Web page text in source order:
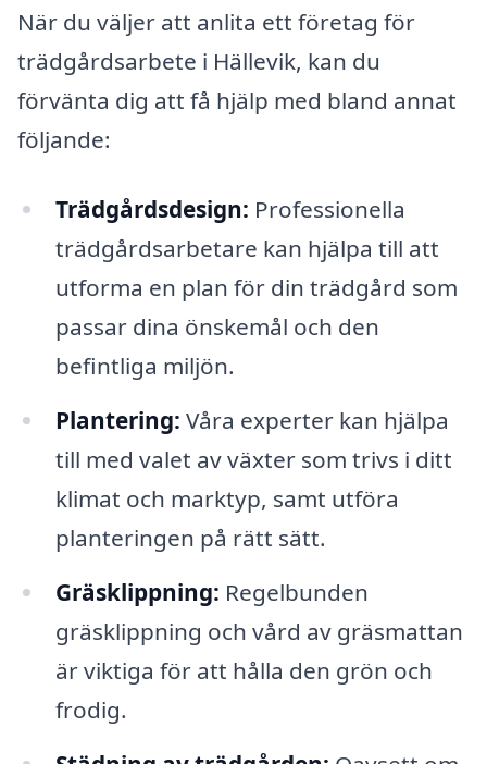
När du väljer att anlita ett företag för
trädgårdsarbete i Hällevik, kan du
förvänta dig att få hjälp med bland annat
följande:
Trädgårdsdesign: Professionella
trädgårdsarbetare kan hjälpa till att
utforma en plan för din trädgård som
passar dina önskemål och den
befintliga miljön.
Plantering: Våra experter kan hjälpa
till med valet av växter som trivs i ditt
klimat och marktyp, samt utföra
planteringen på rätt sätt.
Gräsklippning: Regelbunden
gräsklippning och vård av gräsmattan
är viktiga för att hålla den grön och
frodig.